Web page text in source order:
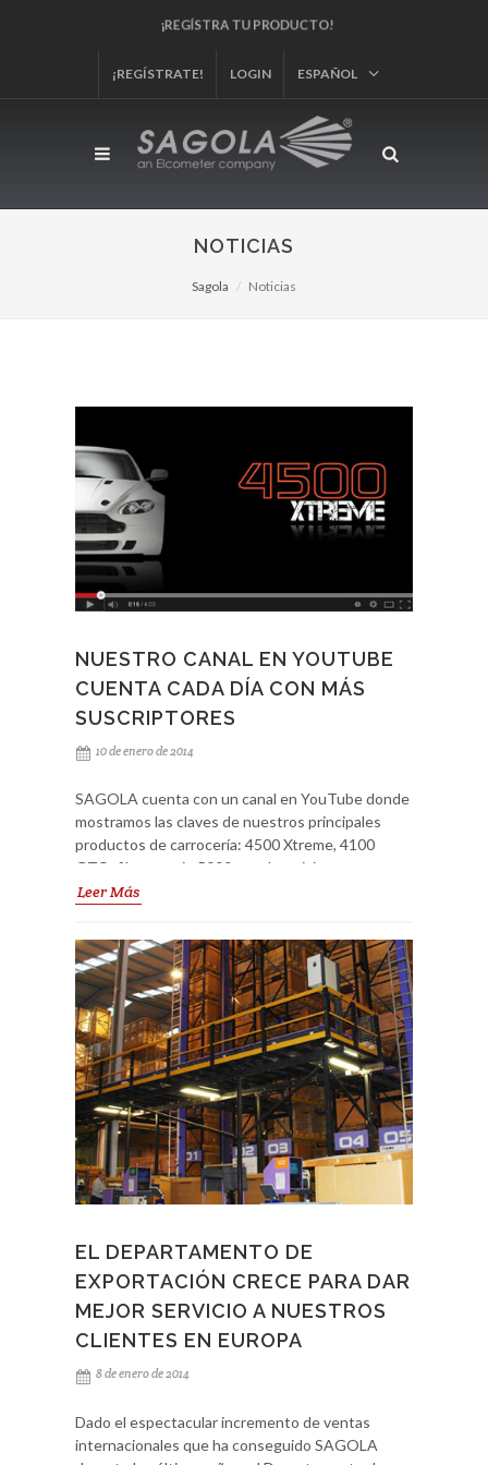
¡REGÍSTRA TU PRODUCTO!
¡REGÍSTRATE! LOGIN ESPAÑOL
NOTICIAS
Sagola Noticias
NUESTRO CANAL EN YOUTUBE
CUENTA CADA DÍA CON MÁS
SUSCRIPTORES
10 de enero de 2014
SAGOLA cuenta con un canal en YouTube donde
mostramos las claves de nuestros principales
productos de carrocería: 4500 Xtreme, 4100
GTO, filtros serie 5000, etc. Las visitas a nuestro
canal se han disparado y cada día contamos con
todos nuestros vídeos en el canal SAGOLA. Ya
están disponibles vídeos en Castellano, Inglés y
Francés, y dentro de poco añadiremos nuevas
versiones, empezando por el Ruso. Los vídeos le
ayudarán a profundizar en su conocimiento sobre
algunos de nuestros productos y serán un apoyo
importante para demostrar a los usuarios las
ventajas de los productos SAGOLA. Los vídeos
también están disponibles en el apartado Vídeos
de nuestra página web.
Leer Más
EL DEPARTAMENTO DE
EXPORTACIÓN CRECE PARA DAR
MEJOR SERVICIO A NUESTROS
CLIENTES EN EUROPA
8 de enero de 2014
Dado el espectacular incremento de ventas
internacionales que ha conseguido SAGOLA